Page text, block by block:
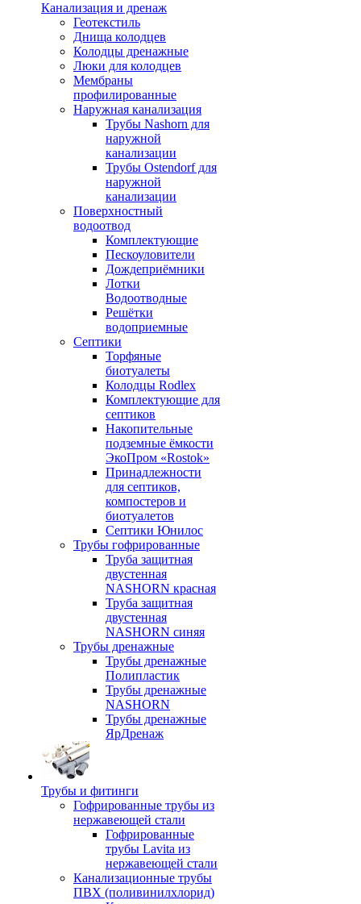
Канализация и дренаж
Геотекстиль
Днища колодцев
Колодцы дренажные
Люки для колодцев
Мембраны
профилированные
Наружная канализация
Трубы Nashorn для
наружной
канализации
Трубы Ostendorf для
наружной
канализации
Поверхностный
водоотвод
Комплектующие
Пескоуловители
Дождеприёмники
Лотки
Водоотводные
Решётки
водоприемные
Септики
Торфяные
биотуалеты
Колодцы Rodlex
Комплектующие для
септиков
Накопительные
подземные ёмкости
ЭкоПром «Rostok»
Принадлежности
для септиков,
компостеров и
биотуалетов
Септики Юнилос
Трубы гофрированные
Труба защитная
двустенная
NASHORN красная
Труба защитная
двустенная
NASHORN синяя
Трубы дренажные
Трубы дренажные
Полипластик
Трубы дренажные
NASHORN
Трубы дренажные
ЯрДренаж
Трубы и фитинги
Гофрированные трубы из
нержавеющей стали
Гофрированные
трубы Lavita из
нержавеющей стали
Канализационные трубы
ПВХ (поливинилхлорид)